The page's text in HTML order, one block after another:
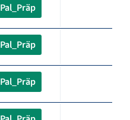
Pal_Präp
Pal_Präp
Pal_Präp